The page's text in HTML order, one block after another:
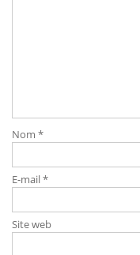
Nom *
E-mail*
Site web